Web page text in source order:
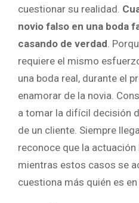
cuestionar su realidad.
novio falso en una boda
casando de verdad .
requiere el mismo
una boda real, durante el
enamorar de la novia.
a tomar la difícil decisión
de un cliente. Siempre
reconoce que la
mientras estos casos se
cuestiona más quién es en